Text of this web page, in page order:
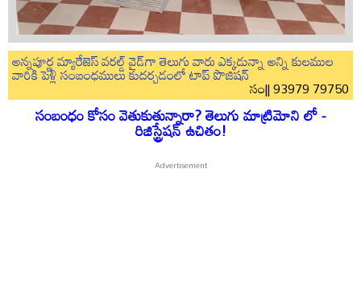
అన్నపూర్ణ మ్యారేజెస్ వరల్డ్ వైడ్‌గా తెలుగు వారు ఎక్కడున్నా అన్ని కులముల
వారికి పెళ్లి సంబంధములు కుదర్చడంలో టాప్ పొజిషన్
సం|| 93979 79750
సంబంధం కోసం వెతుకుతున్నారా? తెలుగు మాట్రిమోని లో -
రిజిస్ట్రేషన్ ఉచితం!